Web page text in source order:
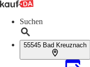
Suchen
55545 Bad Kreuznach